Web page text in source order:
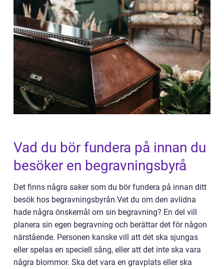
Vad du bör fundera på innan du
besöker en begravningsbyrå
Det finns några saker som du bör fundera på innan ditt
besök hos begravningsbyrån.Vet du om den avlidna
hade några önskemål om sin begravning? En del vill
planera sin egen begravning och berättar det för någon
närstående. Personen kanske vill att det ska sjungas
eller spelas en speciell sång, eller att det inte ska vara
några blommor. Ska det vara en gravplats eller ska